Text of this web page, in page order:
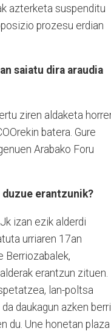
azterketa suspenditu
prozesu erdian
saiatu dira araudia
ziren aldaketa
batera. Gure
Arabako Foru
erantzunik?
izan ezik alderdi
urriaren 17an
Berriozabalek,
erantzun zituen.
lan-poltsa
daukagun azken
du. Une honetan plaza